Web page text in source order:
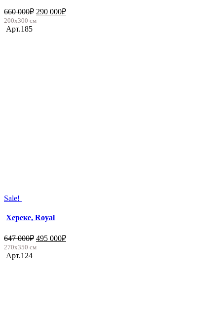
660 000₽ 290 000₽
200х300 см
Арт.185
Sale!
Хереке, Royal
647 000₽ 495 000₽
270х350 см
Арт.124